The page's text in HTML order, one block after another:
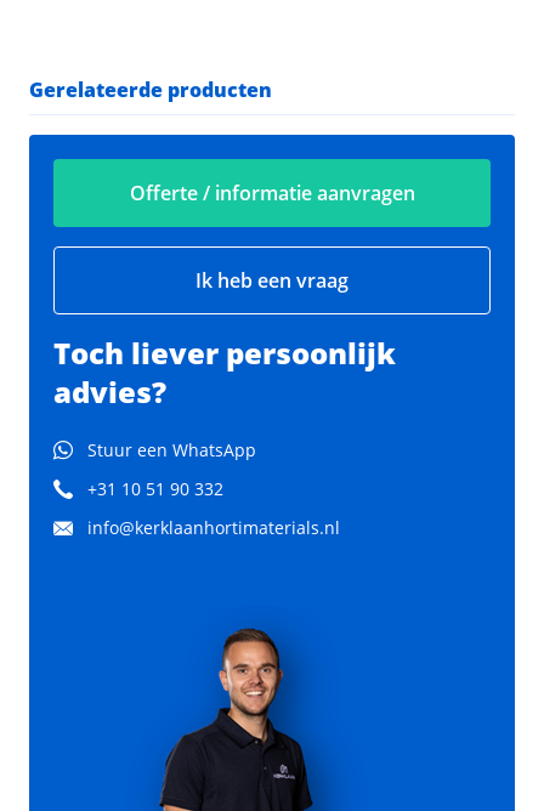
Gerelateerde producten
Offerte / informatie aanvragen
Ik heb een vraag
Toch liever persoonlijk
advies?
Stuur een WhatsApp
+31 10 51 90 332
info@kerklaanhortimaterials.nl